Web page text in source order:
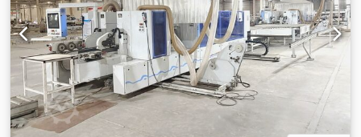
Pulverizador (liquido antiadherente) Tupí (anti-astilla) (1 x
Kw 4,5) Cedpfx Aqszrd Rzjlsrf Trituradores KD 11 (2 x Kw
6,6) PARTE CANTEADO (para cada lado): Grupo encolador (
Cola termo-fusible + Prefusor) A3 Zona de presión del
canto A Porta rollos (almacen por bobinas N° 2) - con
alimentación de borde servoasistida Grupo Retestador
HL86 (2 x Kw 0,22) Grupo Regruesador BF10 (2 x Kw 0,55)
Grupo Refilador PF20 (2 x Kw 0,4) ESPACIO LIBRE para